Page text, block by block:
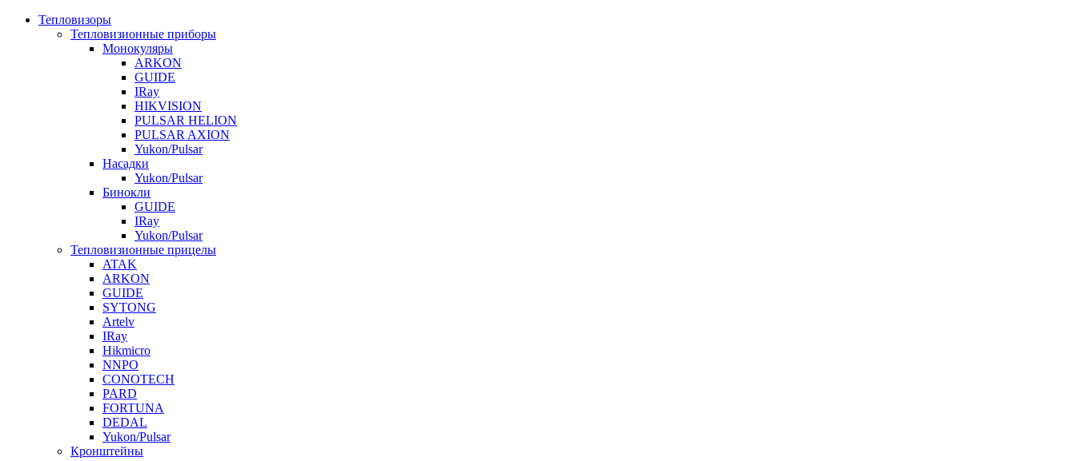
Тепловизоры
Тепловизионные приборы
Монокуляры
ARKON
GUIDE
IRay
HIKVISION
PULSAR HELION
PULSAR AXION
Yukon/Pulsar
Насадки
Yukon/Pulsar
Бинокли
GUIDE
IRay
Yukon/Pulsar
Тепловизионные прицелы
ATAK
ARKON
GUIDE
SYTONG
Artelv
IRay
Hikmicro
NNPO
CONOTECH
PARD
FORTUNA
DEDAL
Yukon/Pulsar
Кронштейны